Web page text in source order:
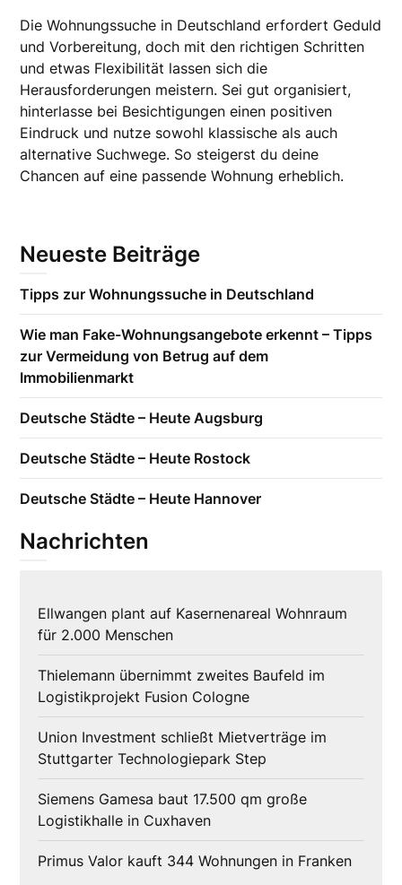
Die Wohnungssuche in Deutschland erfordert Geduld
und Vorbereitung, doch mit den richtigen Schritten
und etwas Flexibilität lassen sich die
Herausforderungen meistern. Sei gut organisiert,
hinterlasse bei Besichtigungen einen positiven
Eindruck und nutze sowohl klassische als auch
alternative Suchwege. So steigerst du deine
Chancen auf eine passende Wohnung erheblich.
Neueste Beiträge
Tipps zur Wohnungssuche in Deutschland
Wie man Fake-Wohnungsangebote erkennt – Tipps
zur Vermeidung von Betrug auf dem
Immobilienmarkt
Deutsche Städte – Heute Augsburg
Deutsche Städte – Heute Rostock
Deutsche Städte – Heute Hannover
Nachrichten
Ellwangen plant auf Kasernenareal Wohnraum
für 2.000 Menschen
Thielemann übernimmt zweites Baufeld im
Logistikprojekt Fusion Cologne
Union Investment schließt Mietverträge im
Stuttgarter Technologiepark Step
Siemens Gamesa baut 17.500 qm große
Logistikhalle in Cuxhaven
Primus Valor kauft 344 Wohnungen in Franken